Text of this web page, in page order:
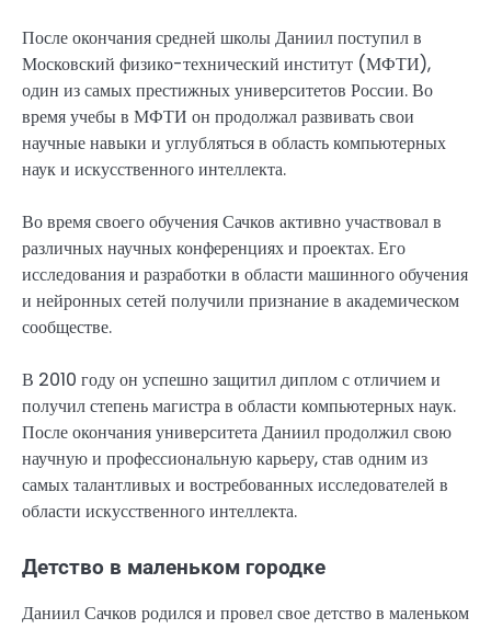
После окончания средней школы Даниил поступил в
Московский физико-технический институт (МФТИ),
один из самых престижных университетов России. Во
время учебы в МФТИ он продолжал развивать свои
научные навыки и углубляться в область компьютерных
наук и искусственного интеллекта.
Во время своего обучения Сачков активно участвовал в
различных научных конференциях и проектах. Его
исследования и разработки в области машинного обучения
и нейронных сетей получили признание в академическом
сообществе.
В 2010 году он успешно защитил диплом с отличием и
получил степень магистра в области компьютерных наук.
После окончания университета Даниил продолжил свою
научную и профессиональную карьеру, став одним из
самых талантливых и востребованных исследователей в
области искусственного интеллекта.
Детство в маленьком городке
Даниил Сачков родился и провел свое детство в маленьком